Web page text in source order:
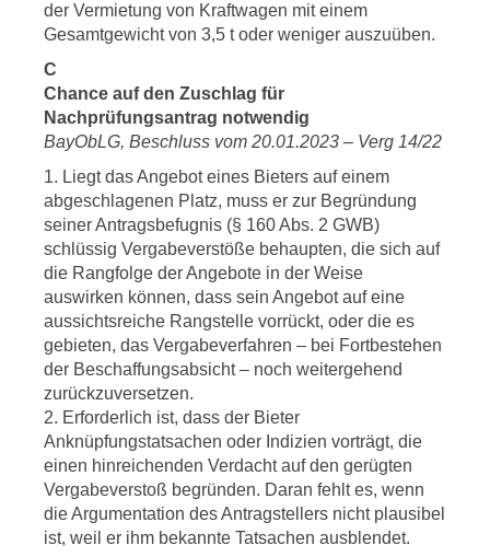
der Vermietung von Kraftwagen mit einem
Gesamtgewicht von 3,5 t oder weniger auszuüben.
C
Chance auf den Zuschlag für
Nachprüfungsantrag notwendig
BayObLG, Beschluss vom 20.01.2023 – Verg 14/22
1. Liegt das Angebot eines Bieters auf einem
abgeschlagenen Platz, muss er zur Begründung
seiner Antragsbefugnis (§ 160 Abs. 2 GWB)
schlüssig Vergabeverstöße behaupten, die sich auf
die Rangfolge der Angebote in der Weise
auswirken können, dass sein Angebot auf eine
aussichtsreiche Rangstelle vorrückt, oder die es
gebieten, das Vergabeverfahren – bei Fortbestehen
der Beschaffungsabsicht – noch weitergehend
zurückzuversetzen.
2. Erforderlich ist, dass der Bieter
Anknüpfungstatsachen oder Indizien vorträgt, die
einen hinreichenden Verdacht auf den gerügten
Vergabeverstoß begründen. Daran fehlt es, wenn
die Argumentation des Antragstellers nicht plausibel
ist, weil er ihm bekannte Tatsachen ausblendet.